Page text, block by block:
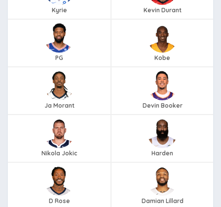
Kyrie Kevin Durant
PG Kobe
Ja Morant Devin Booker
Nikola Jokic Harden
D Rose Damian Lillard